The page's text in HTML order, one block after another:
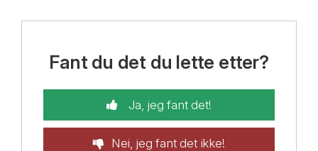
Fant du det du lette etter?
Ja, jeg fant det!
Nei, jeg fant det ikke!